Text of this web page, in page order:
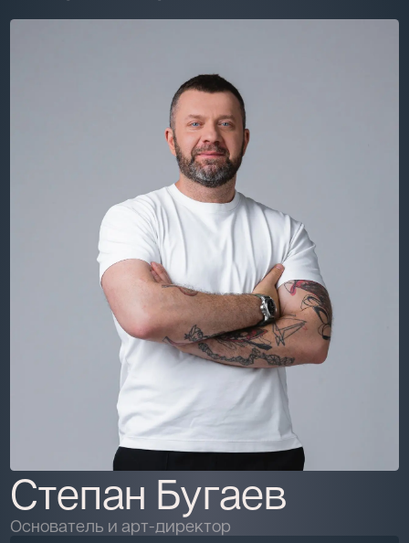
Степан Бугаев
Основатель и арт-директор